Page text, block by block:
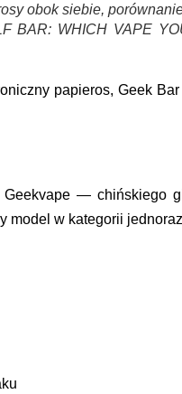
obok siebie,
BAR: WHICH VAPE
papieros, Geek
— chińskiego
model w kategorii